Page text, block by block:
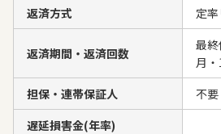
返済方式
定
返済期間・返済回数
最
月
担保・連帯保証人
不要
遅延損害金(年率)